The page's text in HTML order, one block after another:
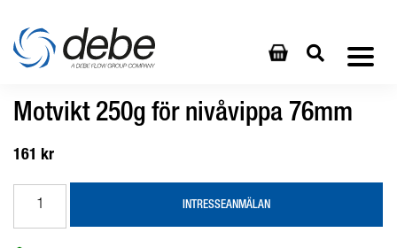
Motvikt 250g för nivåvippa 76mm
161 kr
INTRESSEANMÄLAN